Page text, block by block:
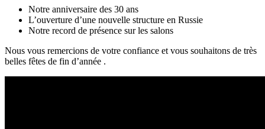
Notre anniversaire des 30 ans
L’ouverture d’une nouvelle structure en Russie
Notre record de présence sur les salons
Nous vous remercions de votre confiance et vous souhaitons de très
belles fêtes de fin d’année .